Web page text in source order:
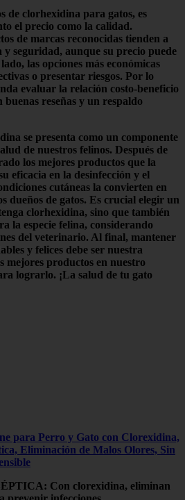
de clorhexidina para gatos, es
el precio como la calidad .
de marcas reconocidas tienden a
y seguridad , aunque su precio puede
las opciones más económicas
o presentar riesgos. Por lo
evaluar la relación costo-beneficio
reseñas y un respaldo
se presenta como un componente
de nuestros felinos. Después de
los mejores productos que la
eficacia en la desinfección y el
cutáneas la convierten en
dueños de gatos. Es crucial elegir un
clorhexidina, sino que también
la especie felina, considerando
del veterinario. Al final, mantener
y felices debe ser nuestra
productos en nuestro
lograrlo. ¡La salud de tu gato
para Perro y Gato con Clorexidina,
Eliminación de Malos Olores, Sin
Con clorexidina, eliminan